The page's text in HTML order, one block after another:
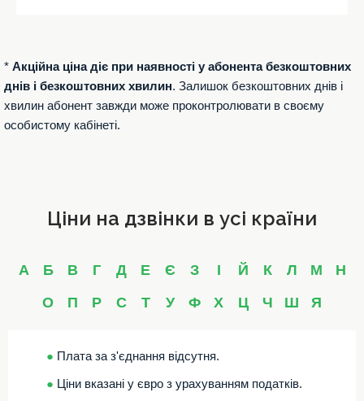
* Акційна ціна діє при наявності у абонента безкоштовних
днів і безкоштовних хвилин. Залишок безкоштовних днів і
хвилин абонент завжди може проконтролювати в своєму
особистому кабінеті.
Ціни на дзвінки в усі країни
А Б В Г Д Е Є З І Й К Л М
Н
О
П Р С Т У Ф Х Ц Ч Ш Я
● Плата за з'єднання відсутня.
● Ціни вказані у євро з урахуванням податків.